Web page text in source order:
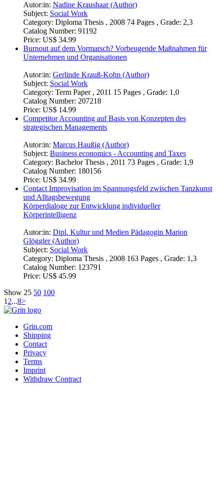
Autor:in: Nadine Kraushaar (Author)
Subject: Social Work
Category: Diploma Thesis , 2008 74 Pages , Grade: 2,3
Catalog Number: 91192
Price: US$ 34.99
Burnout auf dem Vormarsch? Vorbeugende Maßnahmen für
Unternehmen und Organisationen
Autor:in: Gerlinde Krauß-Kohn (Author)
Subject: Social Work
Category: Term Paper , 2011 15 Pages , Grade: 1,0
Catalog Number: 207218
Price: US$ 14.99
Competitor Accounting auf Basis von Konzepten des
strategischen Managements
Autor:in: Marcus Haußig (Author)
Subject: Business economics - Accounting and Taxes
Category: Bachelor Thesis , 2011 73 Pages , Grade: 1,9
Catalog Number: 180156
Price: US$ 34.99
Contact Improvisation im Spannungsfeld zwischen Tanzkunst
und Alltagsbewegung
Körperdialoge zur Entwicklung individueller
Körperintelligenz
Autor:in: Dipl. Kultur und Medien Pädagogin Marion
Glöggler (Author)
Subject: Social Work
Category: Diploma Thesis , 2008 163 Pages , Grade: 1,3
Catalog Number: 123791
Price: US$ 45.99
Show 25 50 100
12...8>
Grin.com
Shipping
Contact
Privacy
Terms
Imprint
Withdraw Contract